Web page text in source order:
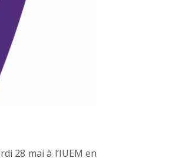
28 mai à l’IUEM en